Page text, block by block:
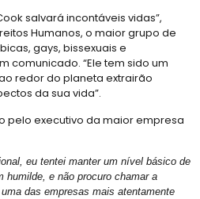
I Fantasia PetLove do Orgulho
Salvador Capital do Orgulho
21º Orgulho LGBT+ Bahia Celebra a Juventude
Bastidores da Campanha Oficial do 21º Orgulho LGBT+ Bahia
salvará incontáveis vidas”,
Humanos, o maior grupo de
gays, bissexuais e
comunicado. “Ele tem sido um
redor do planeta extrairão
da sua vida”.
pelo executivo da maior empresa
eu tentei manter um nível básico de
humilde, e não procuro chamar a
das empresas mais atentamente